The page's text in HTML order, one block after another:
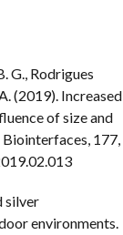
G., Rodrigues
(2019). Increased
of size and
177,
silver
environments.